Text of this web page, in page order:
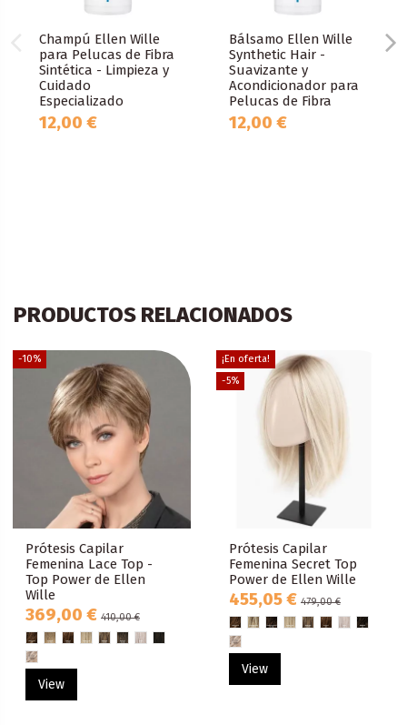
Champú Ellen Wille
para Pelucas de Fibra
Sintética - Limpieza y
Cuidado
Especializado
12,00 €
Bálsamo Ellen Wille
Synthetic Hair -
Suavizante y
Acondicionador para
Pelucas de Fibra
12,00 €
PRODUCTOS RELACIONADOS
-10%
Prótesis Capilar
Femenina Lace Top -
Top Power de Ellen
Wille
369,00 € 410,00 €
View
¡En oferta!
-5%
Prótesis Capilar
Femenina Secret Top
Power de Ellen Wille
455,05 € 479,00 €
View